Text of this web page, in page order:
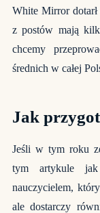
White Mirror
z postów mają
chcemy
średnich w całej
Jak
Jeśli w tym roku
tym artykule
nauczycielem,
ale dostarczy